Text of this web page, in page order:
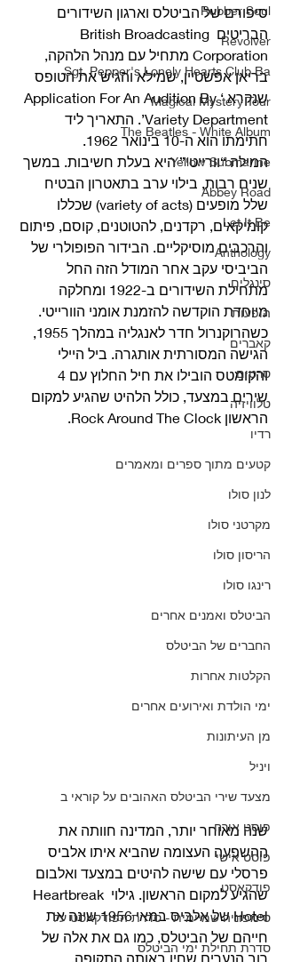
Rubber Soul
Revolver
Sgt. Pepper's Lonely Hearts Club Ba
Magical Mystery Tour
The Beatles - White Album
Yellow Submarine
Abbey Road
Let It Be
Anthology
סינגלים
הופעות
קאברים
סרטים
טלוויזיה
רדיו
קטעים מתוך ספרים ומאמרים
לנון סולו
מקרטני סולו
הריסון סולו
רינגו סולו
הביטלס ואמנים אחרים
החברים של הביטלס
הקלטות אחרות
ימי הולדת ואירועים אחרים
מן העיתונות
ויניל
מצעד שירי הביטלס האהובים על קוראי ב
פוסט אורח
פוסט אישי
פודקאסט
סימפוניה שמיימית - סדרת הפודקאסט על
סדרת תחילת ימי הביטלס
סיפורם של הביטלס וארגון השידורים
הבריטים British Broadcasting
Corporation מתחיל עם מנהל הלהקה,
בריאן אפשטיין, שמילא והגיש את הטופס
שנקרא ‘Application For An Audition By
Variety Department’. התאריך ליד
חתימתו הוא ה-10 בינואר 1962.
המילה “וורייטי” היא בעלת חשיבות. במשך
שנים רבות, בילוי ערב בתאטרון הבטיח
שלל מופעים (variety of acts) שכללו
קומיקאים, רקדנים, להטוטנים, קוסם, פיתום
והרכבים מוסיקליים. הבידור הפופולרי של
הביביסי עקב אחר המודל הזה החל
מתחילת השידורים ב-1922 ומחלקה
מיוחדת הוקדשה להזמנת אומני הוורייטי.
כשהרוקנרול חדר לאנגליה במהלך 1955,
הגישה המסורתית אותגרה. ביל היילי
שירים במצעד, כולל הלהיט שהגיע למקום
הראשון Rock Around The Clock.
שנה מאוחר יותר, המדינה חוותה את
ההשפעה העצומה שהביא איתו אלביס
פרסלי עם שישה להיטים במצעד ואלבום
שהגיע למקום הראשון. גילוי Heartbreak
Hotel של אלביס במאי 1956 שינה את
חייהם של הביטלס, כמו גם את אלה של
רוב הנערים שחיו באותה התקופה.